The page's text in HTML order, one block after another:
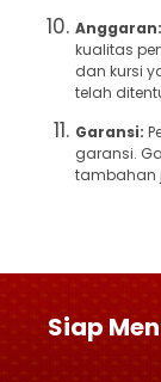
Anggaran:
kualitas
dan kursi
telah
Garansi:
garansi.
tambahan
Siap